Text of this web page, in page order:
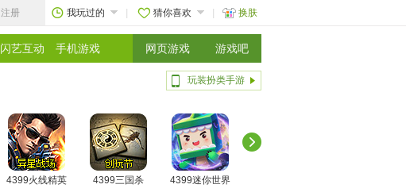
注册 我玩过的 猜你喜欢 换肤
闪艺互动 手机游戏 网页游戏 游戏吧
玩装扮类手游
4399火线精英 4399三国杀 4399迷你世界